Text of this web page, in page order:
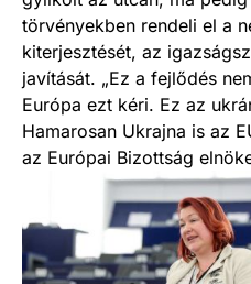
törvényekben rendeli el a
kiterjesztését, az
javítását. „Ez a fejlődés
Európa ezt kéri. Ez az
Hamarosan Ukrajna is az
az Európai Bizottság